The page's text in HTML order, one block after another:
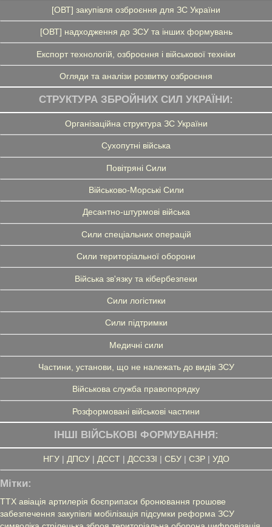
[ОВТ] закупівля озброєння для ЗС України
[ОВТ] надходження до ЗСУ та інших формувань
Експорт технологій, озброєння і військової техніки
Огляди та аналізи розвитку озброєння
СТРУКТУРА ЗБРОЙНИХ СИЛ УКРАЇНИ:
Організаційна структура ЗС України
Сухопутні війська
Повітряні Сили
Військово-Морські Сили
Десантно-штурмові війська
Сили спеціальних операцій
Сили територіальної оборони
Війська зв'язку та кібербезпеки
Сили логістики
Сили підтримки
Медичні сили
Частини, установи, що не належать до видів ЗСУ
Військова служба правопорядку
Розформовані військові частини
ІНШІ ВІЙСЬКОВІ ФОРМУВАННЯ:
НГУ| ДПСУ| ДССТ| ДССЗЗІ | СБУ| СЗР| УДО
Мітки:
ТТХ авіація артилерія боєприпаси бронювання грошове
забезпечення закупівлі мобілізація підсумки реформа ЗСУ